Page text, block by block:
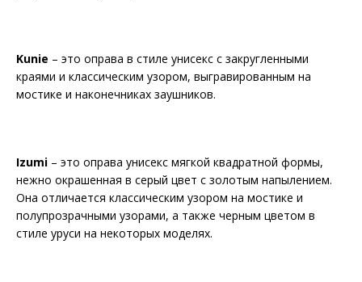
Kunie – это оправа в стиле унисекс с закругленными
краями и классическим узором, выгравированным на
мостике и наконечниках заушников.
Izumi – это оправа унисекс мягкой квадратной формы,
нежно окрашенная в серый цвет с золотым напылением.
Она отличается классическим узором на мостике и
полупрозрачными узорами, а также черным цветом в
стиле уруси на некоторых моделях.